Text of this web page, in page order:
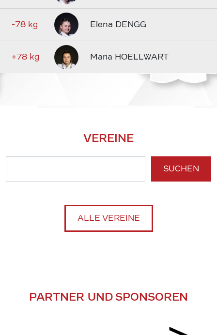
-78 kg Elena DENGG
+78 kg Maria HOELLWART
VEREINE
SUCHEN
ALLE VEREINE
PARTNER UND SPONSOREN